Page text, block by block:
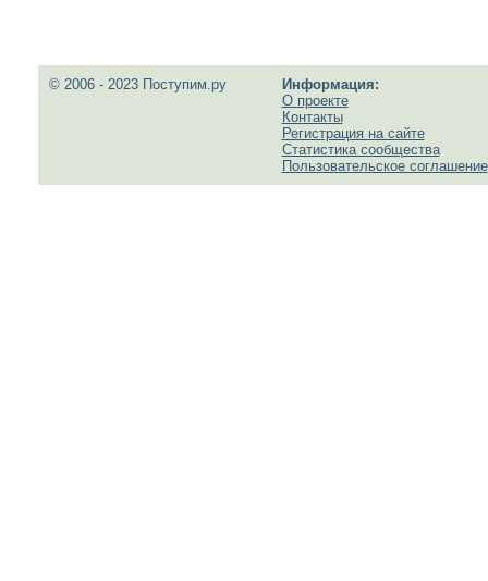
© 2006 - 2023 Поступим.ру
Информация:
О проекте
Контакты
Регистрация на сайте
Статистика сообщества
Пользовательское соглашение